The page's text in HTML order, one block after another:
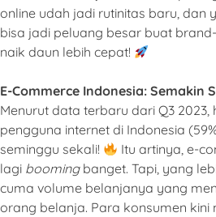
online udah jadi rutinitas baru, dan
bisa jadi peluang besar buat
naik daun lebih cepat!
E-Commerce Indonesia: Semakin
Menurut data terbaru dari Q3
pengguna internet di Indonesia
seminggu sekali!
Itu artinya, e-
lagi boomingbanget. Tapi, yang
cuma volume belanjanya yang
orang belanja. Para konsumen kini